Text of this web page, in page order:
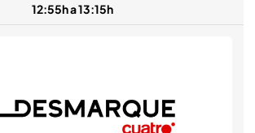
12:55h a 13:15h